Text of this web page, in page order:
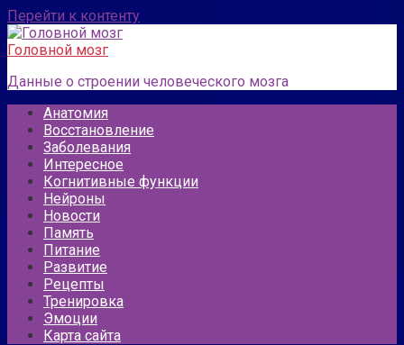
Перейти к контенту
Головной мозг
Данные о строении человеческого мозга
Анатомия
Восстановление
Заболевания
Интересное
Когнитивные функции
Нейроны
Новости
Память
Питание
Развитие
Рецепты
Тренировка
Эмоции
Карта сайта